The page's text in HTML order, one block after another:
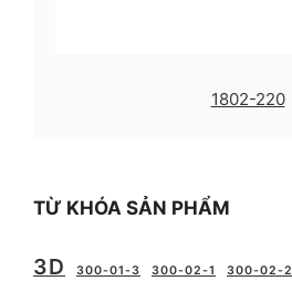
1802-220
TỪ KHÓA SẢN PHẨM
3D 300-01-3 300-02-1 300-02-2